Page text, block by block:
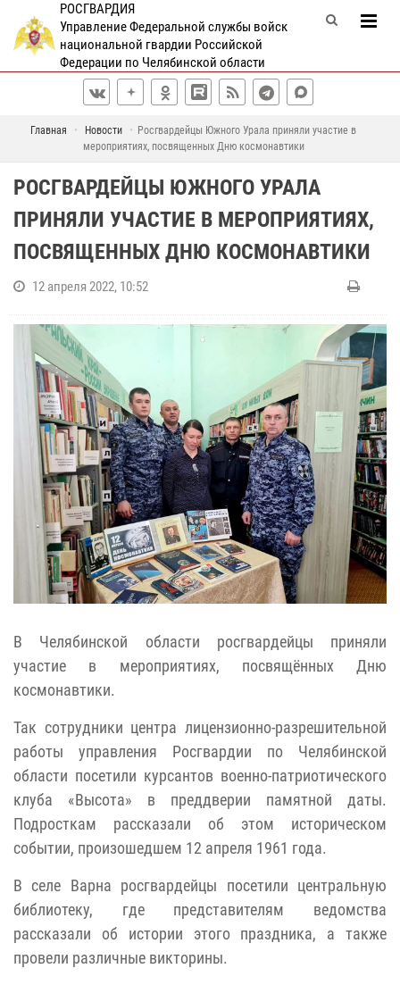
РОСГВАРДИЯ
Управление Федеральной службы войск
национальной гвардии Российской
Федерации по Челябинской области
Главная Новости
Росгвардейцы Южного Урала приняли участие в
мероприятиях, посвященных Дню космонавтики
РОСГВАРДЕЙЦЫ ЮЖНОГО УРАЛА
ПРИНЯЛИ УЧАСТИЕ В МЕРОПРИЯТИЯХ,
ПОСВЯЩЕННЫХ ДНЮ КОСМОНАВТИКИ
12 апреля 2022, 10:52
В Челябинской области росгвардейцы приняли
участие в мероприятиях, посвящённых Дню
космонавтики.
Так сотрудники центра лицензионно-разрешительной
работы управления Росгвардии по Челябинской
области посетили курсантов военно-патриотического
клуба «Высота» в преддверии памятной даты.
Подросткам рассказали об этом историческом
событии, произошедшем 12 апреля 1961 года.
В селе Варна росгвардейцы посетили центральную
библиотеку, где представителям ведомства
рассказали об истории этого праздника, а также
провели различные викторины.